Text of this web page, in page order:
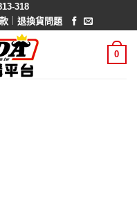
318
｜ 退換貨問題
0